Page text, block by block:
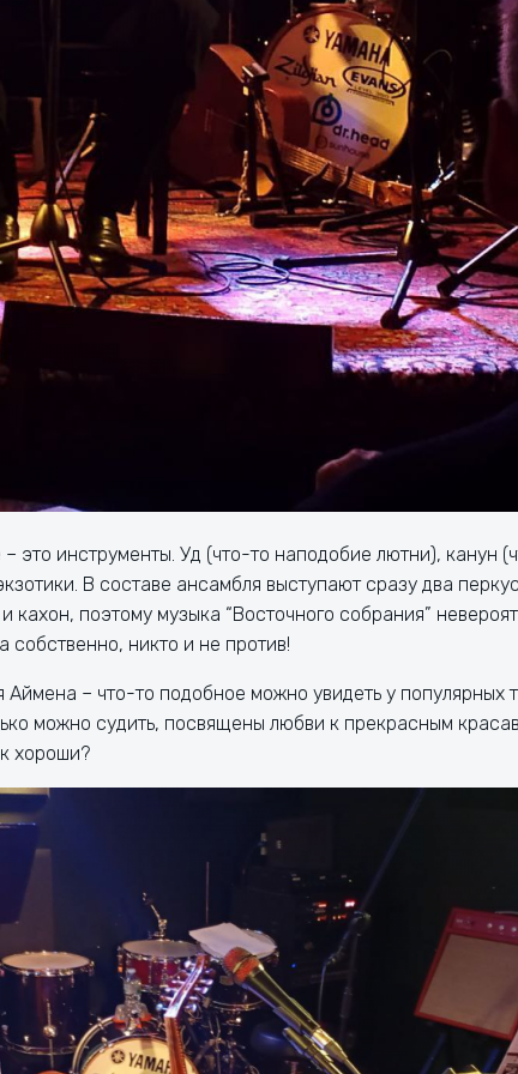
это инструменты. Уд (что-то наподобие лютни), канун
В составе ансамбля выступают сразу два
поэтому музыка “Восточного собрания”
собственно, никто и не против!
– что-то подобное можно увидеть у популярных
можно судить, посвящены любви к прекрасным
хороши?